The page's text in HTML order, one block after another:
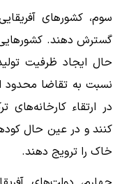
سوم، کشورهای
گسترش دهند. کشورهایی
حال ایجاد ظرفیت
نسبت به تقاضا
در ارتقاء کارخانه‌های
کنند و در عین حال
خاک را ترویج دهند.